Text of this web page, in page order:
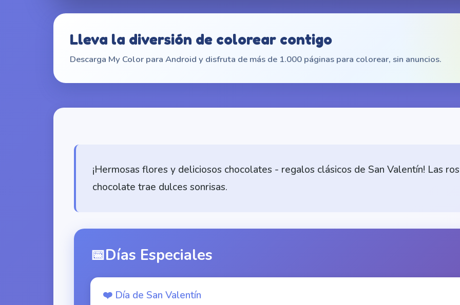
Lleva la diversión de colorear contigo
Descarga My Color para Android y disfruta de más de 1.000 páginas para colorear, sin anuncios.
¡Hermosas flores y deliciosos chocolates - regalos clásicos de San Valentín! Las
chocolate trae dulces sonrisas.
📅Días Especiales
❤️ Día de San Valentín